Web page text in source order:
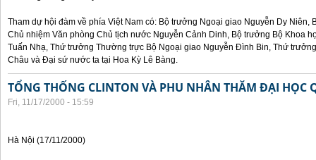
Tham dự hội đàm về phía Việt Nam có: Bộ trưởng Ngoại giao Nguyễn Dy Niên,
Chủ nhiệm Văn phòng Chủ tịch nước Nguyễn Cảnh Dinh, Bộ trưởng Bộ Khoa
Tuấn Nhạ, Thứ trưởng Thường trực Bộ Ngoại giao Nguyễn Đình Bin, Thứ
Châu và Đại sứ nước ta tại Hoa Kỳ Lê Bàng.
TỔNG THỐNG CLINTON VÀ PHU NHÂN THĂM ĐẠI HỌC
Fri, 11/17/2000 - 15:59
Hà Nội (17/11/2000)